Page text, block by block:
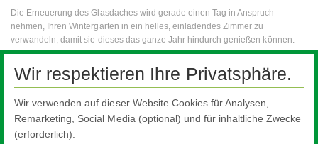
Die Erneuerung des Glasdaches wird gerade einen Tag in Anspruch
nehmen, Ihren Wintergarten in ein helles, einladendes Zimmer zu
verwandeln, damit sie dieses das ganze Jahr hindurch genießen können.
Beliebte Produkte für den Austausch von Gläsern in
Wintergärten
Verbessert die Energieeffizienz von Wohnhäusern oder
Bürogebäuden auch bei hohem Glasanteil im...
Wir respektieren Ihre Privatsphäre.
Wir verwenden auf dieser Website Cookies für Analysen,
Remarketing, Social Media (optional) und für inhaltliche Zwecke
(erforderlich).